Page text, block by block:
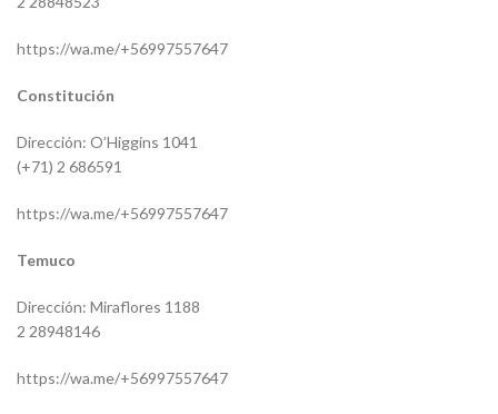
https://wa.me/+56997557647
Constitución
Dirección: O’Higgins 1041
(+71) 2 686591
https://wa.me/+56997557647
Temuco
Dirección: Miraflores 1188
2 28948146
https://wa.me/+56997557647